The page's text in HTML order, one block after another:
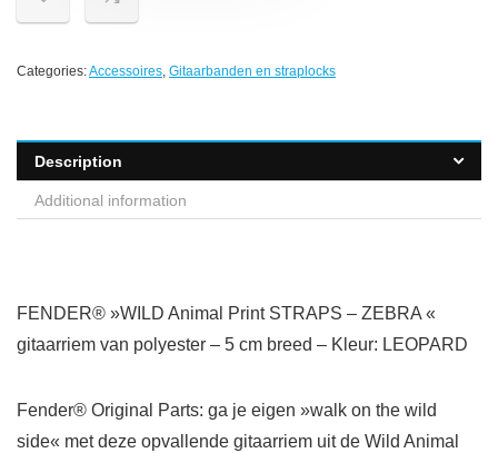
Categories:Accessoires, Gitaarbanden en straplocks
Description
Additional information
FENDER® »WILD Animal Print STRAPS – ZEBRA «
gitaarriem van polyester – 5 cm breed – Kleur: LEOPARD
Fender® Original Parts: ga je eigen »walk on the wild
side« met deze opvallende gitaarriem uit de Wild Animal